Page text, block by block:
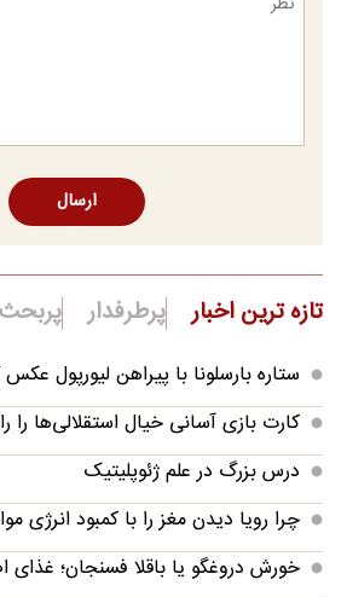
ارسال
تازه ترین اخبار پرطرفدار پربحث
ستاره بارسلونا با پیراهن لیورپول
کارت بازی آسانی خیال استقلالی‌ها را
درس بزرگ در علم ژئوپلیتیک
چرا رویا دیدن مغز را با کمبود انرژی
خورش دروغگو یا باقلا فسنجان؛ غذای